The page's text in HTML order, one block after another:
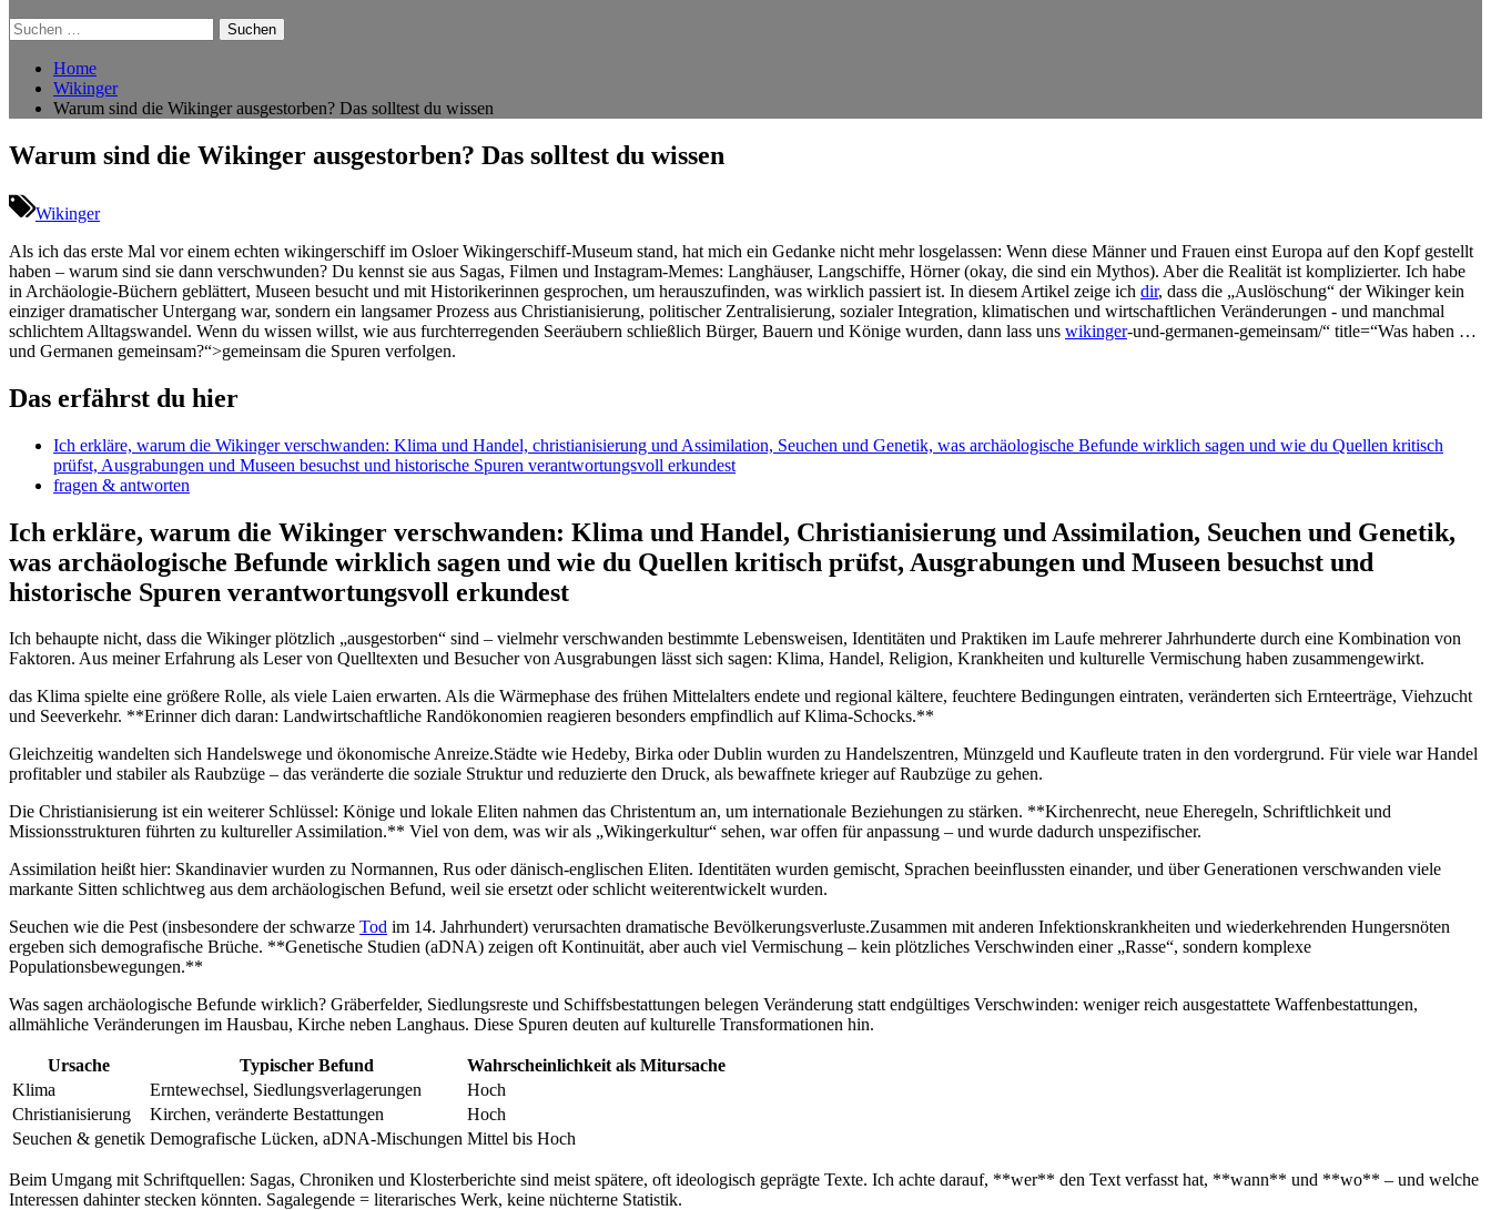
Suchen
nach:
Home
Wikinger
Warum sind die Wikinger ausgestorben? Das solltest du wissen
Warum sind die Wikinger ausgestorben? Das solltest du wissen
Wikinger
Als ich⁣ das erste Mal vor einem echten wikingerschiff im Osloer Wikingerschiff-Museum stand, hat ⁢mich ein Gedanke nicht mehr losgelassen: Wenn diese Männer und⁣ Frauen einst⁣ Europa auf den Kopf gestellt
haben – ​warum sind sie dann verschwunden? Du kennst sie aus Sagas, Filmen und Instagram‑Memes: ⁤Langhäuser, Langschiffe, Hörner (okay, die sind ein Mythos). Aber die Realität ist komplizierter. Ich habe
in Archäologie‑Büchern geblättert, Museen besucht und mit Historikerinnen gesprochen, ⁢um herauszufinden, was wirklich passiert ist. In diesem Artikel zeige ich dir, dass die „Auslöschung“ der Wikinger kein
einziger dramatischer Untergang war, sondern ein langsamer Prozess aus Christianisierung, politischer ⁢Zentralisierung, sozialer Integration, klimatischen und wirtschaftlichen Veränderungen ⁤- und manchmal
schlichtem Alltagswandel. Wenn du wissen willst, wie aus‍ furchterregenden Seeräubern schließlich Bürger, Bauern und ‌Könige wurden, dann lass uns wikinger-und-germanen-gemeinsam/“ title=“Was haben …
und Germanen gemeinsam?“>gemeinsam die Spuren verfolgen.
Das erfährst du hier
Ich erkläre, warum die Wikinger verschwanden: Klima und Handel, christianisierung und Assimilation, Seuchen und Genetik, ‍was archäologische Befunde wirklich sagen und wie du Quellen kritisch
prüfst, Ausgrabungen und Museen besuchst und historische Spuren verantwortungsvoll erkundest
fragen & antworten
Ich erkläre, ⁢warum die Wikinger verschwanden: Klima und Handel, ⁤Christianisierung und Assimilation, Seuchen‌ und‍ Genetik,
was archäologische Befunde wirklich sagen‍ und wie du Quellen kritisch prüfst, Ausgrabungen​ und Museen besuchst und
historische Spuren verantwortungsvoll erkundest
Ich behaupte nicht, dass die Wikinger plötzlich „ausgestorben“ sind – vielmehr verschwanden bestimmte Lebensweisen, Identitäten und Praktiken im Laufe mehrerer Jahrhunderte durch eine Kombination von
Faktoren. Aus ​meiner Erfahrung als Leser von Quelltexten und Besucher von Ausgrabungen lässt sich sagen: ‍Klima, Handel, Religion, Krankheiten und kulturelle Vermischung haben zusammengewirkt.
das ‌Klima spielte eine größere Rolle, als viele Laien erwarten. Als die Wärmephase⁢ des frühen Mittelalters endete und ⁣regional kältere, feuchtere Bedingungen ⁤eintraten, veränderten sich Ernteerträge,‌ Viehzucht
und‍ Seeverkehr. **Erinner dich daran: Landwirtschaftliche Randökonomien reagieren besonders empfindlich auf Klima-Schocks.**
Gleichzeitig wandelten sich Handelswege und ökonomische Anreize.Städte wie Hedeby, Birka oder Dublin⁣ wurden zu Handelszentren, Münzgeld und ⁢Kaufleute traten in den vordergrund. Für viele​ war Handel
profitabler und stabiler als Raubzüge – das veränderte ‍die soziale Struktur und reduzierte den Druck, als‍ bewaffnete ‌krieger auf Raubzüge zu gehen.
Die Christianisierung ist ein weiterer Schlüssel: Könige und lokale Eliten nahmen das Christentum an, um internationale Beziehungen zu stärken. **Kirchenrecht, neue Eheregeln, Schriftlichkeit​ und
Missionsstrukturen führten zu kultureller Assimilation.**⁤ Viel von dem, was wir als „Wikingerkultur“ sehen, war offen für anpassung‍ – und wurde dadurch unspezifischer.
Assimilation heißt hier: Skandinavier wurden zu Normannen, Rus oder dänisch-englischen Eliten. Identitäten wurden gemischt, Sprachen beeinflussten einander, und über Generationen verschwanden viele
markante Sitten schlichtweg aus dem archäologischen Befund, weil sie ersetzt oder schlicht weiterentwickelt wurden.
Seuchen wie die Pest (insbesondere der schwarze Tod im 14.​ Jahrhundert) verursachten dramatische Bevölkerungsverluste.Zusammen mit anderen Infektionskrankheiten und wiederkehrenden Hungersnöten
ergeben sich demografische Brüche. **Genetische Studien (aDNA) zeigen ​oft Kontinuität, aber auch ⁣viel Vermischung⁢ – kein ​plötzliches Verschwinden einer „Rasse“, sondern komplexe
Populationsbewegungen.**
Was sagen archäologische Befunde wirklich? ‍Gräberfelder, Siedlungsreste und Schiffsbestattungen belegen Veränderung statt endgültiges Verschwinden:⁢ weniger reich ausgestattete Waffenbestattungen,
⁤allmähliche ⁢Veränderungen im Hausbau, Kirche neben Langhaus. Diese Spuren deuten auf kulturelle Transformationen hin.
Ursache Typischer Befund
Wahrscheinlichkeit ‍als Mitursache
Klima
Erntewechsel, Siedlungsverlagerungen
Hoch
Christianisierung
Kirchen, veränderte Bestattungen
Hoch
Seuchen & genetik Demografische Lücken, aDNA-Mischungen Mittel bis Hoch
Beim Umgang mit ⁤Schriftquellen: Sagas, ⁤Chroniken und Klosterberichte sind meist spätere, oft ideologisch geprägte Texte. Ich achte ⁤darauf, **wer** den Text verfasst hat, **wann** und **wo** – und welche
Interessen‍ dahinter stecken könnten. Sagalegende =⁤ literarisches ⁣Werk, keine nüchterne Statistik.